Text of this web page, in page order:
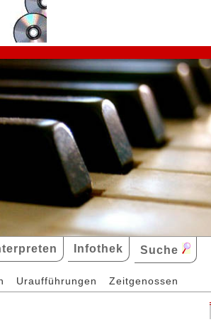
Infothek Suche
Uraufführungen Zeitgenossen